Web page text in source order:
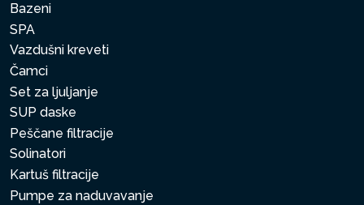
Bazeni
SPA
Vazdušni kreveti
Čamci
Set za ljuljanje
SUP daske
Peščane filtracije
Solinatori
Kartuš filtracije
Pumpe za naduvavanje